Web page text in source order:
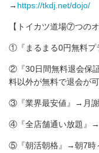
→ https://tkdj.net/dojo/
【トイカツ道場⑦つのオ
①『まるまる0円無料プ
②『30日間無料退会保
料以外が無料で退会が可
③『業界最安値』→月謝
④『全店舗通い放題』→
⑤『朝活朝格』→朝7時